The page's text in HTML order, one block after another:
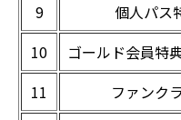
9
個人パス
10
ゴールド会員特
11
ファンク